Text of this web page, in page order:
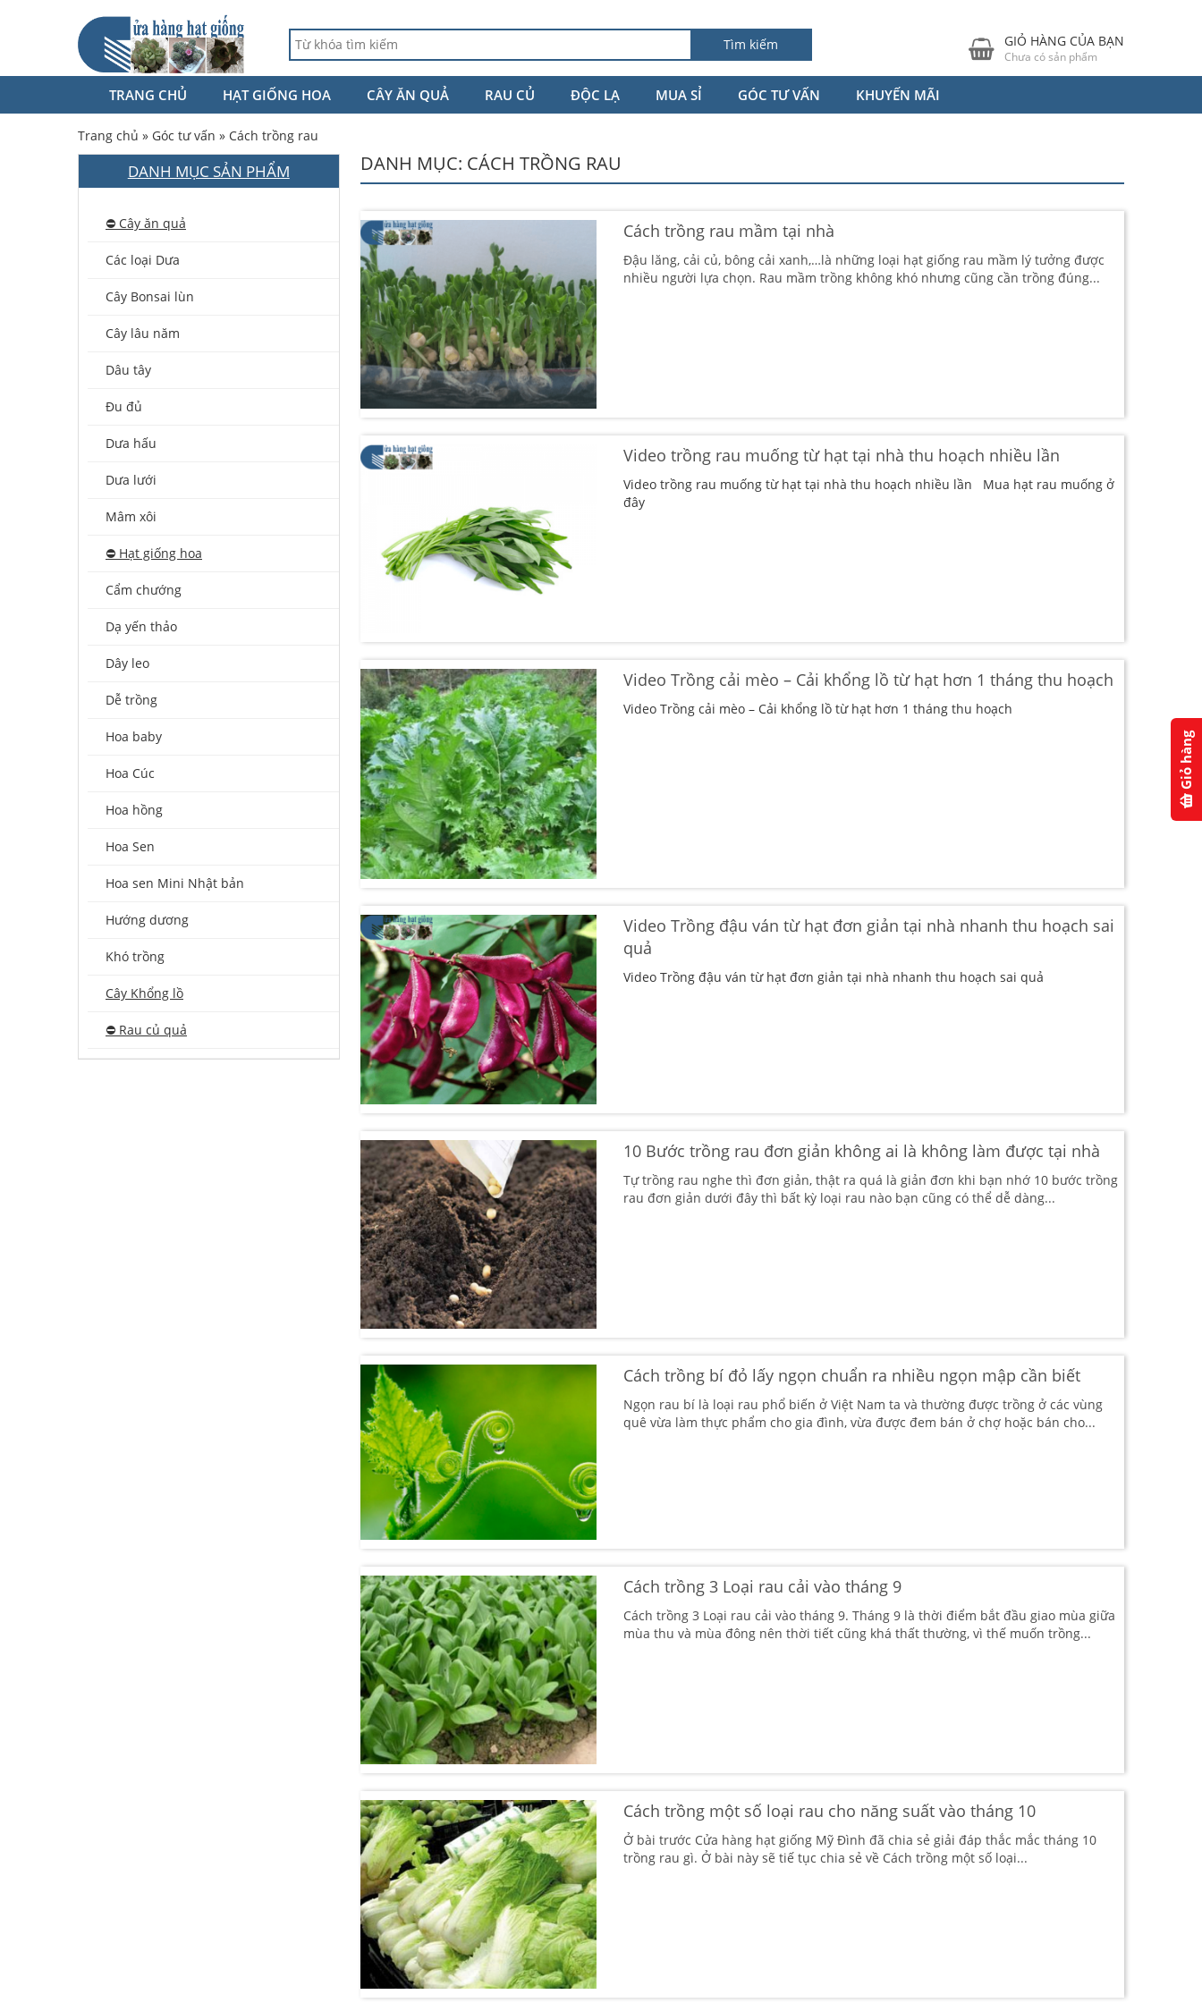
Tìm kiếm GIỎ HÀNG CỦA BẠN
Chưa có sản phẩm
TRANG CHỦ HẠT GIỐNG HOA CÂY ĂN QUẢ RAU CỦ ĐỘC LẠ MUA SỈ GÓC TƯ VẤN KHUYẾN MÃI
Trang chủ » Góc tư vấn » Cách trồng rau
DANH MỤC: CÁCH TRỒNG RAU
Cách trồng rau mầm tại nhà
Đậu lăng, cải củ, bông cải xanh,…là những loại hạt giống rau mầm lý tưởng được
nhiều người lựa chọn. Rau mầm trồng không khó nhưng cũng cần trồng đúng...
Video trồng rau muống từ hạt tại nhà thu hoạch nhiều lần
Video trồng rau muống từ hạt tại nhà thu hoạch nhiều lần Mua hạt rau muống ở
đây
Video Trồng cải mèo – Cải khổng lồ từ hạt hơn 1 tháng thu hoạch
Video Trồng cải mèo – Cải khổng lồ từ hạt hơn 1 tháng thu hoạch
Video Trồng đậu ván từ hạt đơn giản tại nhà nhanh thu hoạch sai
quả
Video Trồng đậu ván từ hạt đơn giản tại nhà nhanh thu hoạch sai quả
10 Bước trồng rau đơn giản không ai là không làm được tại nhà
Tự trồng rau nghe thì đơn giản, thật ra quá là giản đơn khi bạn nhớ 10 bước trồng
rau đơn giản dưới đây thì bất kỳ loại rau nào bạn cũng có thể dễ dàng...
Cách trồng bí đỏ lấy ngọn chuẩn ra nhiều ngọn mập cần biết
Ngọn rau bí là loại rau phổ biến ở Việt Nam ta và thường được trồng ở các vùng
quê vừa làm thực phẩm cho gia đình, vừa được đem bán ở chợ hoặc bán cho...
Cách trồng 3 Loại rau cải vào tháng 9
Cách trồng 3 Loại rau cải vào tháng 9. Tháng 9 là thời điểm bắt đầu giao mùa giữa
mùa thu và mùa đông nên thời tiết cũng khá thất thường, vì thế muốn trồng...
Cách trồng một số loại rau cho năng suất vào tháng 10
Ở bài trước Cửa hàng hạt giống Mỹ Đình đã chia sẻ giải đáp thắc mắc tháng 10
trồng rau gì. Ở bài này sẽ tiế tục chia sẻ về Cách trồng một số loại...
DANH MỤC SẢN PHẨM
⛔️ Cây ăn quả
Các loại Dưa
Cây Bonsai lùn
Cây lâu năm
Dâu tây
Đu đủ
Dưa hấu
Dưa lưới
Mâm xôi
⛔️ Hạt giống hoa
Cẩm chướng
Dạ yến thảo
Dây leo
Dễ trồng
Hoa baby
Hoa Cúc
Hoa hồng
Hoa Sen
Hoa sen Mini Nhật bản
Hướng dương
Khó trồng
Cây Khổng lồ
⛔️ Rau củ quả
Giỏ hàng